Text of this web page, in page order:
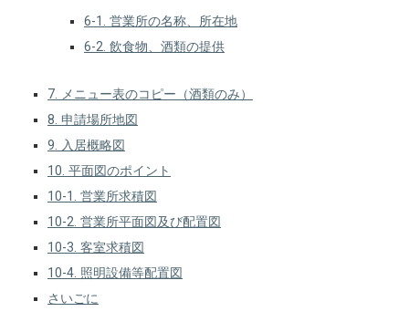
6-1. 営業所の名称、所在地
6-2. 飲食物、酒類の提供
7. メニュー表のコピー（酒類のみ）
8. 申請場所地図
9. 入居概略図
10. 平面図のポイント
10-1. 営業所求積図
10-2. 営業所平面図及び配置図
10-3. 客室求積図
10-4. 照明設備等配置図
さいごに